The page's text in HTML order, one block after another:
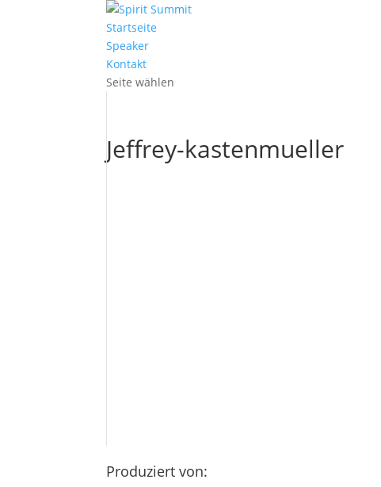
Startseite
Speaker
Kontakt
Seite wählen
Jeffrey-kastenmueller
Produziert von: